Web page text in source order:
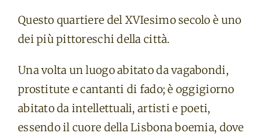
Questo quartiere del XVIesimo secolo è uno
dei più pittoreschi della città.
Una volta un luogo abitato da vagabondi,
prostitute e cantanti di fado; è oggigiorno
abitato da intellettuali, artisti e poeti,
essendo il cuore della Lisbona boemia, dove